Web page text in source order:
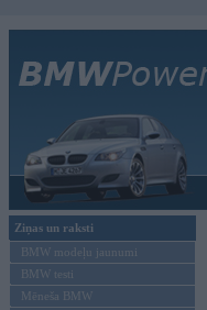
Ziņas un raksti
BMW modeļu jaunumi
BMW testi
Mēneša BMW